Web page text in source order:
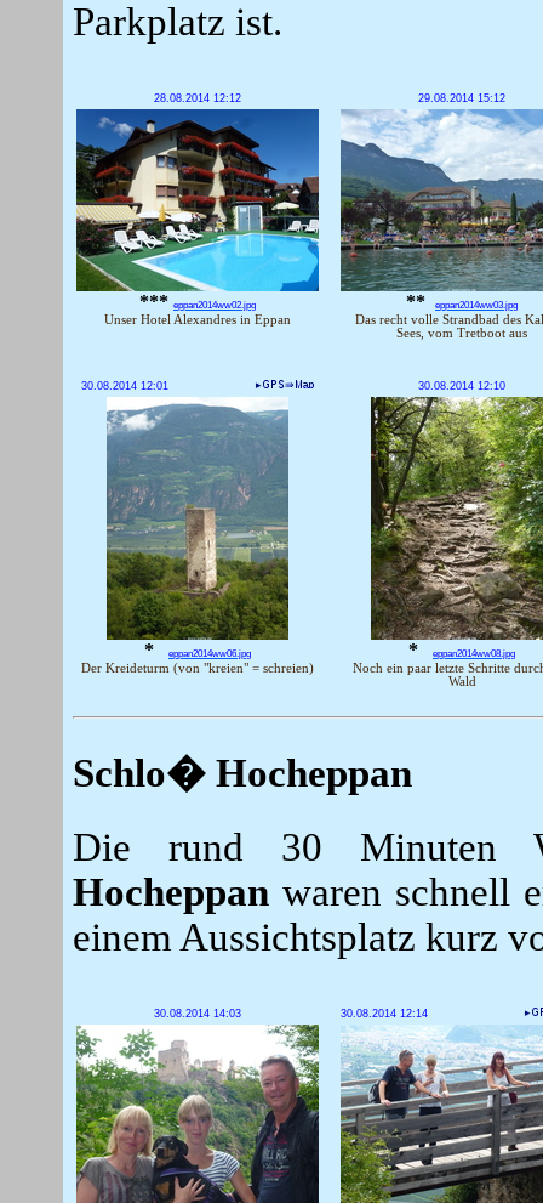
Parkplatz ist.
28.08.2014 12:12
*** eppan2014ww02.jpg
Unser Hotel Alexandres in Eppan
29.08.2014 15:12
** eppan2014ww03.jpg
Das recht volle Strandbad des
Sees, vom Tretboot aus
30.08.2014 12:01
* eppan2014ww06.jpg
Der Kreideturm (von "kreien" = schreien)
30.08.2014 12:10
* eppan2014ww08.jpg
Noch ein paar letzte Schritte
Wald
Schlo� Hocheppan
Die rund 30 Minuten
Hocheppan waren schnell
einem Aussichtsplatz kurz
30.08.2014 14:03 30.08.2014 12:14